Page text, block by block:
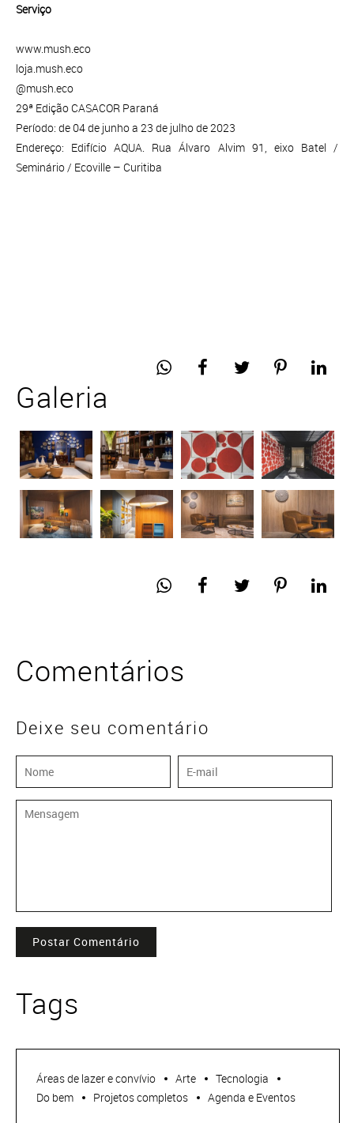
Serviço
www.mush.eco
loja.mush.eco
@mush.eco
29ª Edição CASACOR Paraná
Período: de 04 de junho a 23 de julho de 2023
Endereço: Edifício AQUA. Rua Álvaro Alvim 91, eixo Batel /
Seminário / Ecoville – Curitiba
Galeria
Comentários
Deixe seu comentário
Postar Comentário
Tags
Áreas de lazer e convívio Arte
Tecnologia
Do bem
Projetos completos Agenda e Eventos